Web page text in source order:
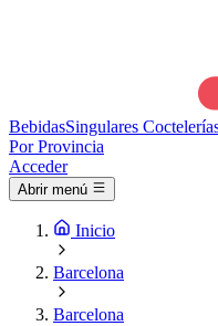
BebidasSingulares
Por Provincia
Acceder
Abrir menú
Inicio
Barcelona
Barcelona